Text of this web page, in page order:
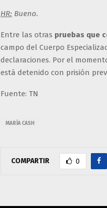
HR: Bueno.
Entre las otras pruebas que
campo del Cuerpo
declaraciones. Por el
está detenido con prisión
Fuente: TN
MARÍA CASH
COMPARTIR 0